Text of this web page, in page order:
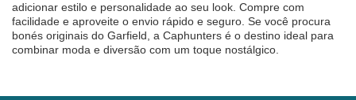
adicionar estilo e personalidade ao seu look. Compre com
facilidade e aproveite o envio rápido e seguro. Se você procura
bonés originais do Garfield, a Caphunters é o destino ideal para
combinar moda e diversão com um toque nostálgico.